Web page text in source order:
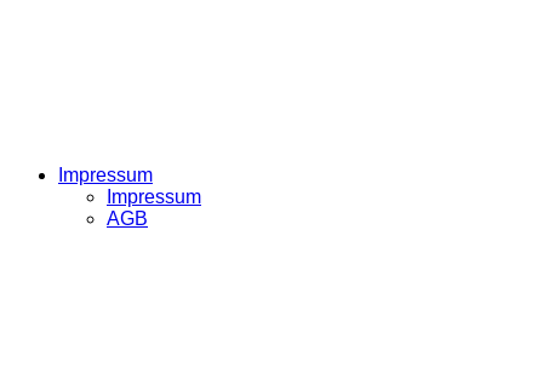
Impressum
Impressum
AGB